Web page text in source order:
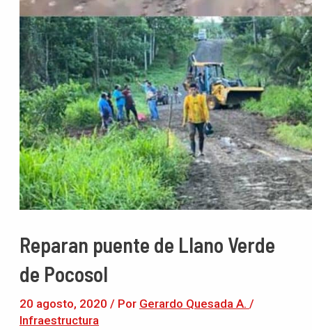
Reparan puente de Llano Verde
de Pocosol
20 agosto, 2020 / Por Gerardo Quesada A. /
Infraestructura